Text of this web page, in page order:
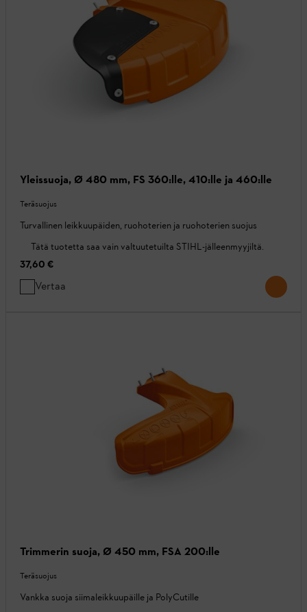
Yleissuoja, Ø 480 mm, FS 360:lle, 410:lle ja 460:lle
Teräsuojus
Turvallinen leikkuupäiden, ruohoterien ja ruohoterien suojus
Tätä tuotetta saa vain valtuutetuilta STIHL-jälleenmyyjiltä.
37,60 €
Vertaa
Trimmerin suoja, Ø 450 mm, FSA 200:lle
Teräsuojus
Vankka suoja siimaleikkuupäille ja PolyCutille